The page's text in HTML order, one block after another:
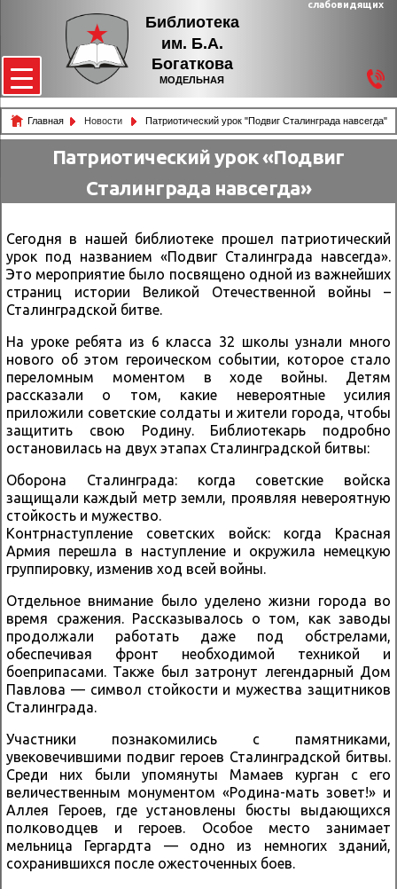
Библиотека
им. Б.А.
Богаткова
МОДЕЛЬНАЯ
слабовидящих
Главная Новости Патриотический урок "Подвиг Сталинграда навсегда"
Патриотический урок «Подвиг
Сталинграда навсегда»
Сегодня в нашей библиотеке прошел патриотический
урок под названием «Подвиг Сталинграда навсегда».
Это мероприятие было посвящено одной из важнейших
страниц истории Великой Отечественной войны –
Сталинградской битве.
На уроке ребята из 6 класса 32 школы узнали много
нового об этом героическом событии, которое стало
переломным моментом в ходе войны. Детям
рассказали о том, какие невероятные усилия
приложили советские солдаты и жители города, чтобы
защитить свою Родину. Библиотекарь подробно
остановилась на двух этапах Сталинградской битвы:
Оборона Сталинграда: когда советские войска
защищали каждый метр земли, проявляя невероятную
стойкость и мужество.
Контрнаступление советских войск: когда Красная
Армия перешла в наступление и окружила немецкую
группировку, изменив ход всей войны.
Отдельное внимание было уделено жизни города во
время сражения. Рассказывалось о том, как заводы
продолжали работать даже под обстрелами,
обеспечивая фронт необходимой техникой и
боеприпасами. Также был затронут легендарный Дом
Павлова — символ стойкости и мужества защитников
Сталинграда.
Участники познакомились с памятниками,
увековечившими подвиг героев Сталинградской битвы.
Среди них были упомянуты Мамаев курган с его
величественным монументом «Родина-мать зовет!» и
Аллея Героев, где установлены бюсты выдающихся
полководцев и героев. Особое место занимает
мельница Гергардта — одно из немногих зданий,
сохранившихся после ожесточенных боев.